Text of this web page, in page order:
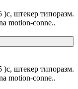
)c, штекер типоразм.
motion-conne..
)c, штекер типоразм.
motion-conne..